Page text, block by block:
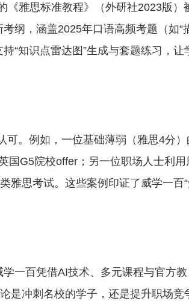
《雅思标准教程》（外研社2023版）
纲，涵盖2025年口语高频考题（如“
“知识点雷达图”生成与套题练习，让
可。例如，一位基础薄弱（雅思4分）
国G5院校offer；另一位职场人士利用
雅思考试。这些案例印证了威学一百
一百凭借AI技术、多元课程与官方教
是冲刺名校的学子，还是提升职场竞